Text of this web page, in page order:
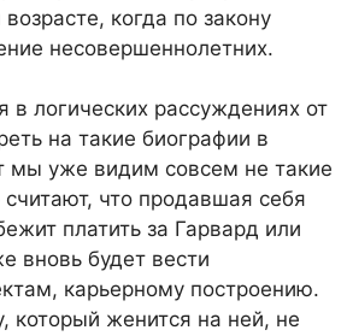
когда по закону
несовершеннолетних.
логических рассуждениях от
на такие биографии в
мы уже видим совсем не такие
что продавшая себя
платить за Гарвард или
вновь будет вести
карьерному построению.
который женится на ней, не